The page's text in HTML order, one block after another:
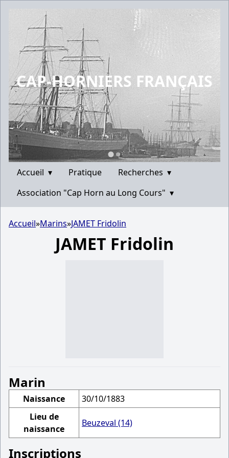
CAP-HORNIERS FRANÇAIS
Accueil ▾ Pratique Recherches ▾
Association "Cap Horn au Long Cours" ▾
Accueil»Marins»JAMET Fridolin
JAMET Fridolin
Marin
Naissance
30/10/1883
Lieu de
naissance
Beuzeval (14)
Inscriptions